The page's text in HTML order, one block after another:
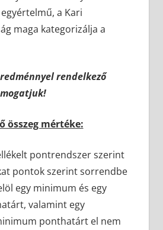
a Kari
maga kategorizálja a
rendelkező
összeg mértéke:
pontrendszer szerint
pontok szerint sorrendbe
egy minimum és egy
valamint egy
ponthatárt el nem